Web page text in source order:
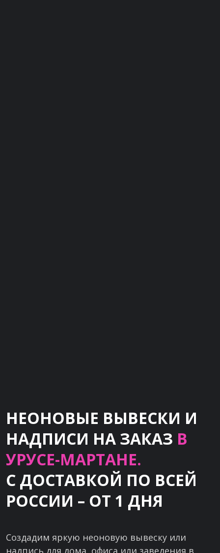
НЕОНОВЫЕ ВЫВЕСКИ И
НАДПИСИ НА ЗАКАЗ В
УРУСЕ-МАРТАНЕ.
С ДОСТАВКОЙ ПО ВСЕЙ
РОССИИ – ОТ 1 ДНЯ
Создадим яркую неоновую вывеску или
надпись для дома, офиса или заведения в